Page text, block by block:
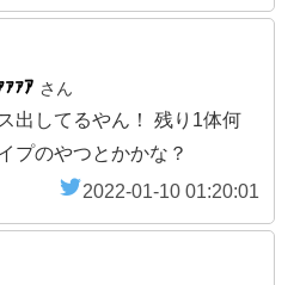
ｧｧｱ さん
出してるやん！ 残り1体何
プのやつとかかな？
2022-01-10 01:20:01